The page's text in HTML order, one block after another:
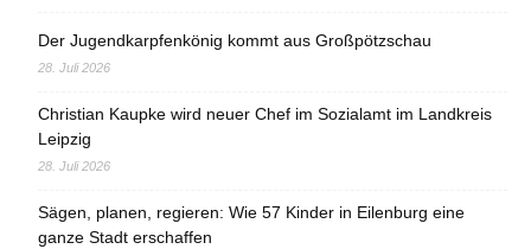
Der Jugendkarpfenkönig kommt aus Großpötzschau
28. Juli 2026
Christian Kaupke wird neuer Chef im Sozialamt im Landkreis
Leipzig
28. Juli 2026
Sägen, planen, regieren: Wie 57 Kinder in Eilenburg eine
ganze Stadt erschaffen